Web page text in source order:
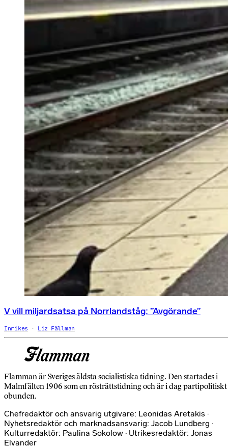
V vill miljardsatsa på Norrlandståg: ”Avgörande”
Inrikes Liz Fällman
Flamman är Sveriges äldsta socialistiska tidning. Den startades i
Malmfälten 1906 som en rösträttstidning och är i dag partipolitiskt
obunden.
Chefredaktör och ansvarig utgivare: Leonidas Aretakis ·
Nyhetsredaktör och marknadsansvarig: Jacob Lundberg ·
Kulturredaktör: Paulina Sokolow · Utrikesredaktör: Jonas
Elvander